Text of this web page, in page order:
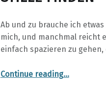
Ab und zu brauche ich
mich, und manchmal reicht
einfach spazieren zu
Continue reading“SICH SELBST IN DER STILLE FINDEN”
…